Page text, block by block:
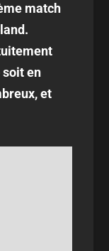
match
soit en
et